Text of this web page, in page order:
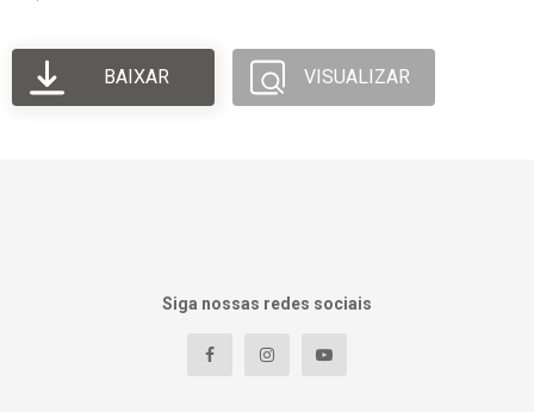
BAIXAR VISUALIZAR
Siga nossas redes sociais